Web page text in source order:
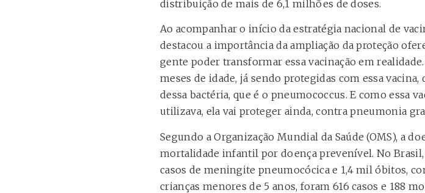
distribuição de mais de 6,1 milhões de doses.
Ao acompanhar o início da estratégia nacional de
destacou a importância da ampliação da proteção
gente poder transformar essa vacinação em
meses de idade, já sendo protegidas com essa
dessa bactéria, que é o pneumococcus. E como essa
utilizava, ela vai proteger ainda, contra pneumonia
Segundo a Organização Mundial da Saúde (OMS), a
mortalidade infantil por doença prevenível. No
casos de meningite pneumocócica e 1,4 mil óbitos,
crianças menores de 5 anos, foram 616 casos e 188